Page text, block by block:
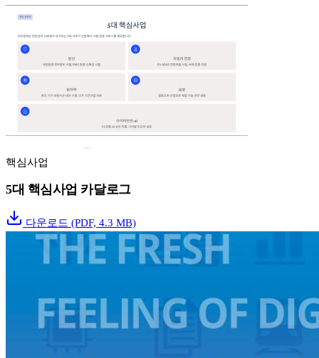
핵심사업
5대 핵심사업 카달로그
다운로드 (PDF, 4.3 MB)